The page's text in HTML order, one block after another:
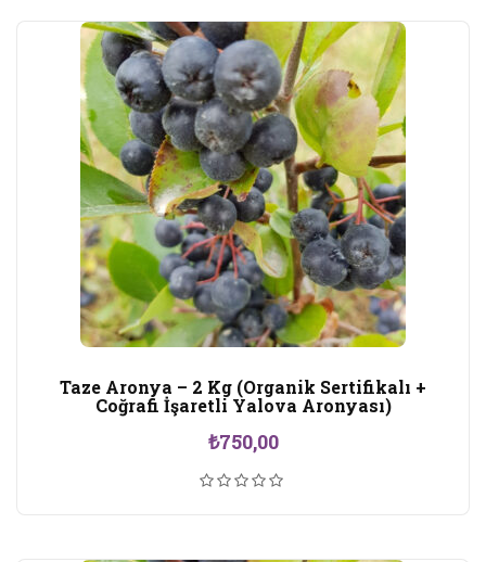
Taze Aronya – 2 Kg (Organik Sertifikalı +
Coğrafi İşaretli Yalova Aronyası)
₺750,00